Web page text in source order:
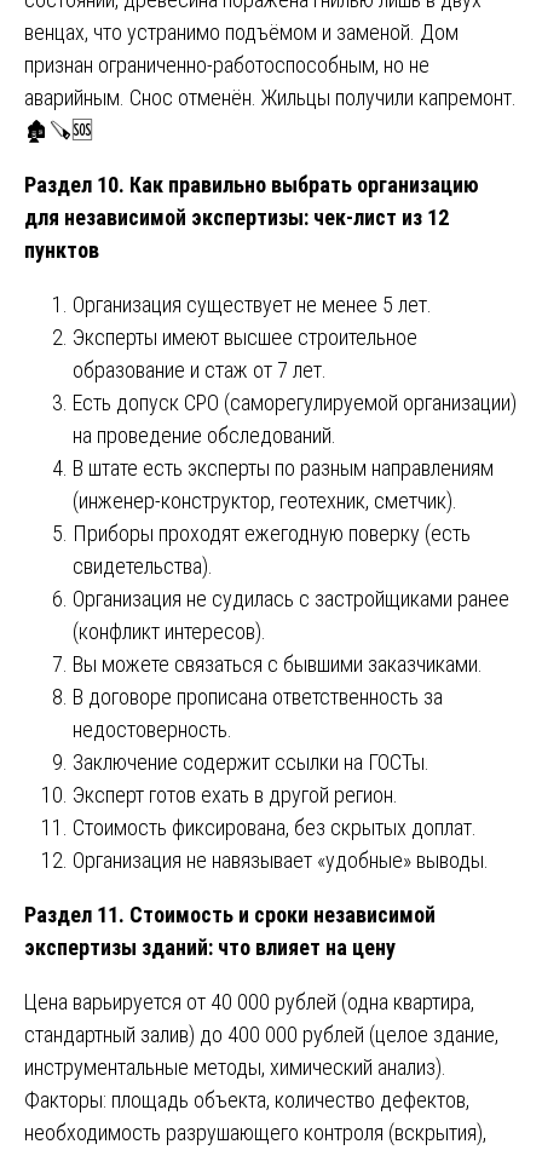
венцах, что устранимо подъёмом и заменой. Дом
признан ограниченно-работоспособным, но не
аварийным. Снос отменён. Жильцы получили капремонт.
🏚️🪚🆘
Раздел 10. Как правильно выбрать организацию
для независимой экспертизы: чек-лист из 12
пунктов
Организация существует не менее 5 лет.
Эксперты имеют высшее строительное
образование и стаж от 7 лет.
Есть допуск СРО (саморегулируемой организации)
на проведение обследований.
В штате есть эксперты по разным направлениям
(инженер-конструктор, геотехник, сметчик).
Приборы проходят ежегодную поверку (есть
свидетельства).
Организация не судилась с застройщиками ранее
(конфликт интересов).
Вы можете связаться с бывшими заказчиками.
В договоре прописана ответственность за
недостоверность.
Заключение содержит ссылки на ГОСТы.
Эксперт готов ехать в другой регион.
Стоимость фиксирована, без скрытых доплат.
Организация не навязывает «удобные» выводы.
Раздел 11. Стоимость и сроки независимой
экспертизы зданий: что влияет на цену
Цена варьируется от 40 000 рублей (одна квартира,
стандартный залив) до 400 000 рублей (целое здание,
инструментальные методы, химический анализ).
Факторы: площадь объекта, количество дефектов,
необходимость разрушающего контроля (вскрытия),